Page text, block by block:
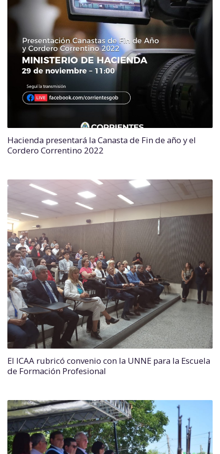
Hacienda presentará la Canasta de Fin de año y el
Cordero Correntino 2022
El ICAA rubricó convenio con la UNNE para la Escuela
de Formación Profesional